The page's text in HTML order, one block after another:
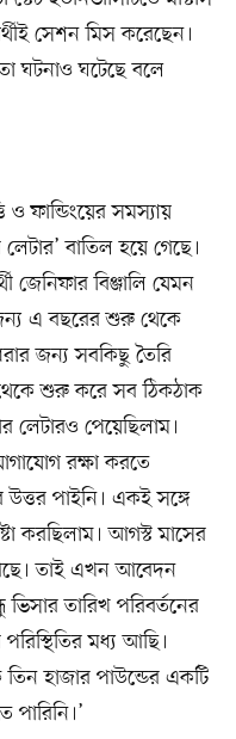
সেশন মিস করেছেন।
ঘটনাও ঘটেছে বলে
ও ফান্ডিংয়ের সমস্যায়
বাতিল হয়ে গেছে।
জেনিফার বিঞ্জালি যেমন
জন্য এ বছরের শুরু থেকে
জন্য সবকিছু তৈরি
শুরু করে সব ঠিকঠাক
লেটারও পেয়েছিলাম।
রক্ষা করতে
পাইনি। একই সঙ্গে
করছিলাম। আগস্ট মাসের
তাই এখন আবেদন
তারিখ পরিবর্তনের
মধ্য আছি।
তিন হাজার পাউন্ডের একটি
পারিনি।’